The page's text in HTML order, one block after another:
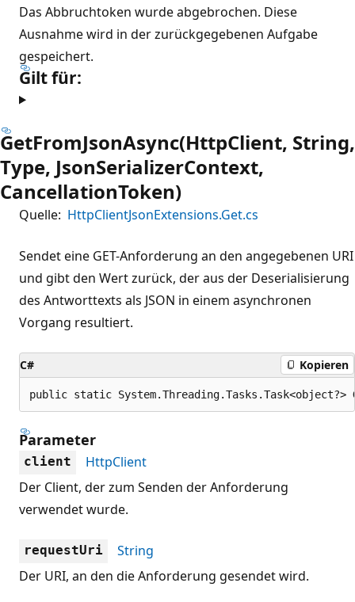
Das Abbruchtoken wurde abgebrochen. Diese
Ausnahme wird in der zurückgegebenen Aufgabe
gespeichert.
Gilt für:
GetFromJsonAsync(HttpClient, String,
Type, JsonSerializerContext,
CancellationToken)
Quelle: HttpClientJsonExtensions.Get.cs
Sendet eine GET-Anforderung an den angegebenen URI
und gibt den Wert zurück, der aus der Deserialisierung
des Antworttexts als JSON in einem asynchronen
Vorgang resultiert.
C# Kopieren
public static
Parameter
client
HttpClient
Der Client, der zum Senden der Anforderung
verwendet wurde.
requestUri
String
Der URI, an den die Anforderung gesendet wird.